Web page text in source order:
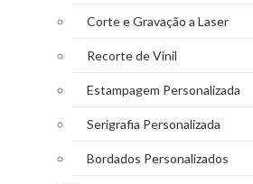
Corte e Gravação a Laser
Recorte de Vinil
Estampagem Personalizada
Serigrafia Personalizada
Bordados Personalizados